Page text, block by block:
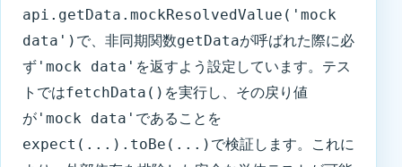
api.getData.mockResolvedValue('mock
data') で、非同期関数getDataが呼ばれた際に必
ず 'mock data' を返すよう設定しています。テス
トではfetchData() を実行し、その戻り値
が 'mock data' であることを
expect(...).toBe(...) で検証します。これに